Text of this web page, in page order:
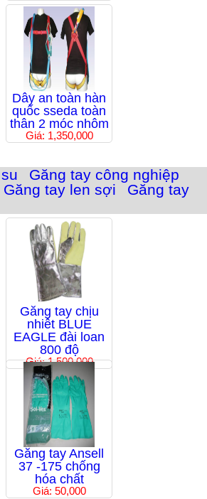
Dây an toàn hàn
quốc sseda toàn
thân 2 móc nhôm
Giá: 1,350,000
Găng tay công nghiệp
Găng tay len sợi
Găng tay
Găng tay chịu
nhiêt BLUE
EAGLE đài loan
800 độ
Giá: 1,500,000
Găng tay Ansell
37 -175 chống
hóa chất
Giá: 50,000